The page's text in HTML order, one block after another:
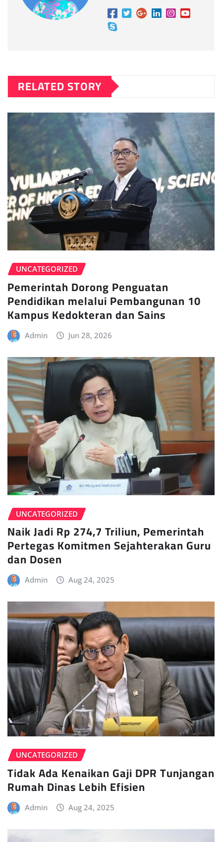
RELATED STORY
UNCATEGORIZED
Pemerintah Dorong Penguatan
Pendidikan melalui Pembangunan 10
Kampus Kedokteran dan Sains
Admin Jun 28, 2026
UNCATEGORIZED
Naik Jadi Rp 274,7 Triliun, Pemerintah
Pertegas Komitmen Sejahterakan Guru
dan Dosen
Admin Aug 24, 2025
UNCATEGORIZED
Tidak Ada Kenaikan Gaji DPR Tunjangan
Rumah Dinas Lebih Efisien
Admin Aug 24, 2025